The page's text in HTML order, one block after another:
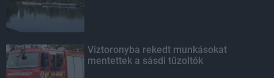
Víztoronyba rekedt munkásokat
mentettek a sásdi tűzoltók